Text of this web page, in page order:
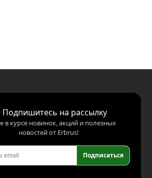
на рассылку
в курсе новинок, акций и полезных
новостей от Erbrus!
Подписаться